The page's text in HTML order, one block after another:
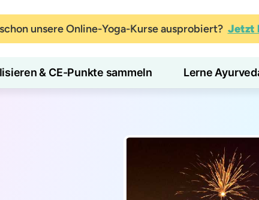
unsere Online-Yoga-Kurse ausprobiert? Jetzt
& CE-Punkte sammeln Lerne